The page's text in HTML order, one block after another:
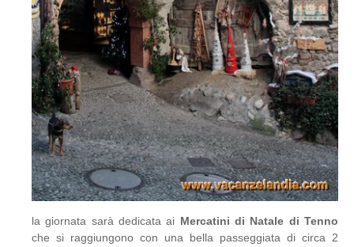
la giornata sarà dedicata ai Mercatini di Natale di Tenno
che si raggiungono con una bella passeggiata di circa 2